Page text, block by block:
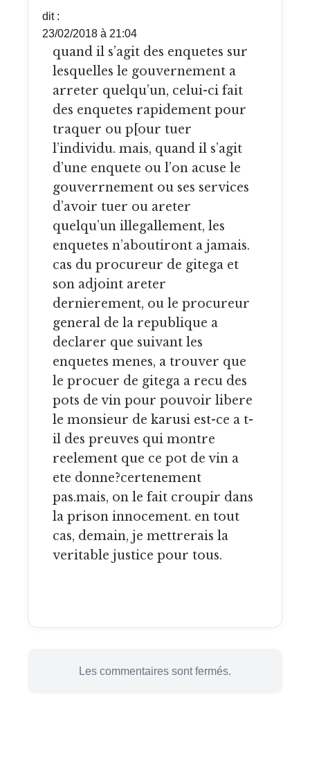
dit :
23/02/2018 à 21:04
quand il s’agit des enquetes sur
lesquelles le gouvernement a
arreter quelqu’un, celui-ci fait
des enquetes rapidement pour
traquer ou p[our tuer
l’individu. mais, quand il s’agit
d’une enquete ou l’on acuse le
gouverrnement ou ses services
d’avoir tuer ou areter
quelqu’un illegallement, les
enquetes n’aboutiront a jamais.
cas du procureur de gitega et
son adjoint areter
dernierement, ou le procureur
general de la republique a
declarer que suivant les
enquetes menes, a trouver que
le procuer de gitega a recu des
pots de vin pour pouvoir libere
le monsieur de karusi est-ce a t-
il des preuves qui montre
reelement que ce pot de vin a
ete donne?certenement
pas.mais, on le fait croupir dans
la prison innocement. en tout
cas, demain, je mettrerais la
veritable justice pour tous.
Les commentaires sont fermés.